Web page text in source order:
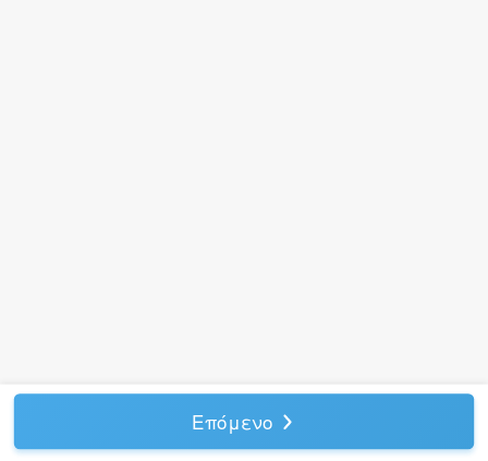
Επόμενο